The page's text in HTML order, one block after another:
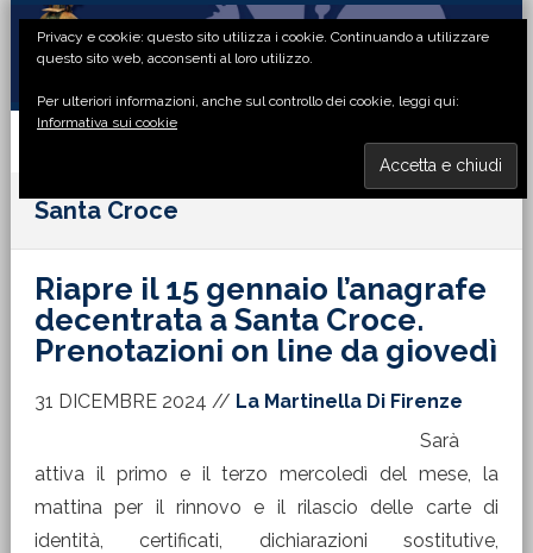
Passa
primaria
Passa
principale
Passa
laterale
Passa
di
Santa Croce
Riapre il 15 gennaio l’anagrafe
decentrata a Santa Croce.
Prenotazioni on line da giovedì
31 DICEMBRE 2024 // La Martinella Di Firenze
Sarà
attiva il primo e il terzo mercoledì del mese, la
mattina per il rinnovo e il rilascio delle carte di
identità, certificati, dichiarazioni sostitutive,
Privacy e cookie: questo sito utilizza i cookie. Continuando a utilizzare
questo sito web, acconsenti al loro utilizzo.
Per ulteriori informazioni, anche sul controllo dei cookie, leggi qui:
Informativa sui cookie